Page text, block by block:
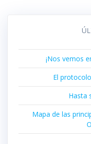
¡Nos vemos
El
Hasta
Mapa de las